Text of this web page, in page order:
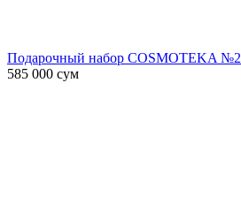
Подарочный набор COSMOTEKA №2
585 000 сум